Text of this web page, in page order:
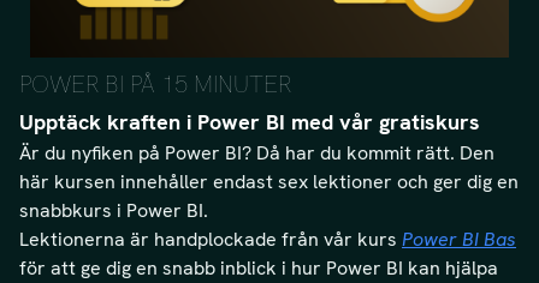
POWER BI PÅ 15 MINUTER
Upptäck kraften i Power BI med vår gratiskurs
Är du nyfiken på Power BI? Då har du kommit rätt. Den
här kursen innehåller endast sex lektioner och ger dig en
snabbkurs i Power BI.
Lektionerna är handplockade från vår kurs Power BI Bas
för att ge dig en snabb inblick i hur Power BI kan hjälpa